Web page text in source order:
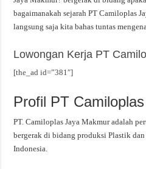
bagaimanakah sejarah PT Camiloplas
langsung saja kita bahas tuntas
Lowongan Kerja PT
[the_ad id=”381″]
Profil PT
PT. Camiloplas Jaya Makmur adalah
bergerak di bidang produksi Plastik
Indonesia.